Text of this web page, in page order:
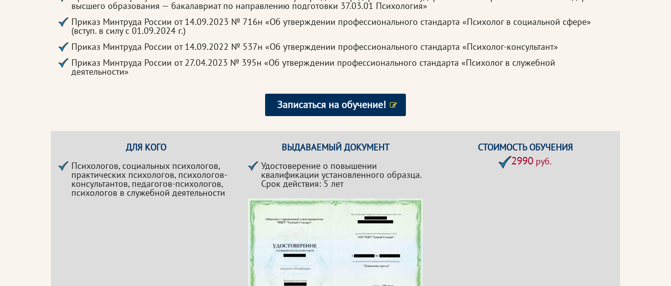
высшего образования — бакалавриат по направлению подготовки 37.03.01 Психология»
Приказ Минтруда России от 14.09.2023 № 716н «Об утверждении профессионального стандарта «Психолог в социальной сфере»
(вступ. в силу с 01.09.2024 г.)
Приказ Минтруда России от 14.09.2022 № 537н «Об утверждении профессионального стандарта «Психолог-консультант»
Приказ Минтруда России от 27.04.2023 № 395н «Об утверждении профессионального стандарта «Психолог в служебной
деятельности»
Записаться на обучение!
ДЛЯ КОГО
Психологов, социальных психологов,
практических психологов, психологов-
консультантов, педагогов-психологов,
психологов в служебной деятельности
ВЫДАВАЕМЫЙ ДОКУМЕНТ
Удостоверение о повышении
квалификации установленного образца.
Срок действия: 5 лет
СТОИМОСТЬ ОБУЧЕНИЯ
2990 руб.